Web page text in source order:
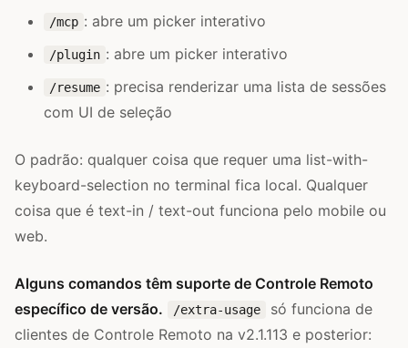
/mcp : abre um picker interativo
/plugin : abre um picker interativo
/resume : precisa renderizar uma lista de sessões
com UI de seleção
O padrão: qualquer coisa que requer uma list-with-
keyboard-selection no terminal fica local. Qualquer
coisa que é text-in / text-out funciona pelo mobile ou
web.
Alguns comandos têm suporte de Controle Remoto
específico de versão.
/extra-usage
só funciona de
clientes de Controle Remoto na v2.1.113 e posterior: